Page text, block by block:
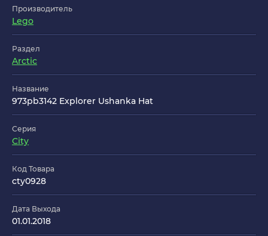
Производитель
Lego
Раздел
Arctic
Название
973pb3142 Explorer Ushanka Hat
Серия
City
Код Товара
cty0928
Дата Выхода
01.01.2018